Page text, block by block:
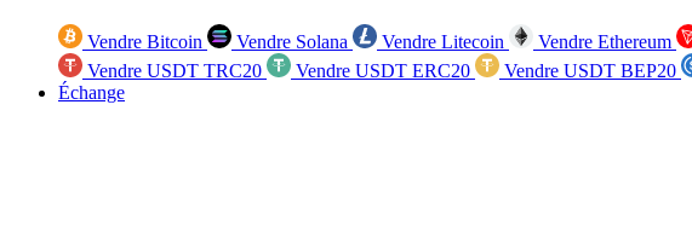
Vendre Bitcoin Vendre Solana Vendre Litecoin Vendre Ethereum
Vendre USDT TRC20
Vendre USDT ERC20 Vendre USDT BEP20
Échange